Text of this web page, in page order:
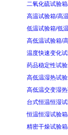
二氧化硫试验
高温试验箱/高
低温试验箱/低
高低温试验箱/
温度快速变化
药品稳定性试
高低温湿热试
高低温交变湿
台式恒温恒湿
恒温恒湿试验
精密干燥试验